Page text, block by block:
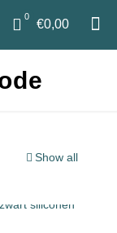
0
€0,00
Show all